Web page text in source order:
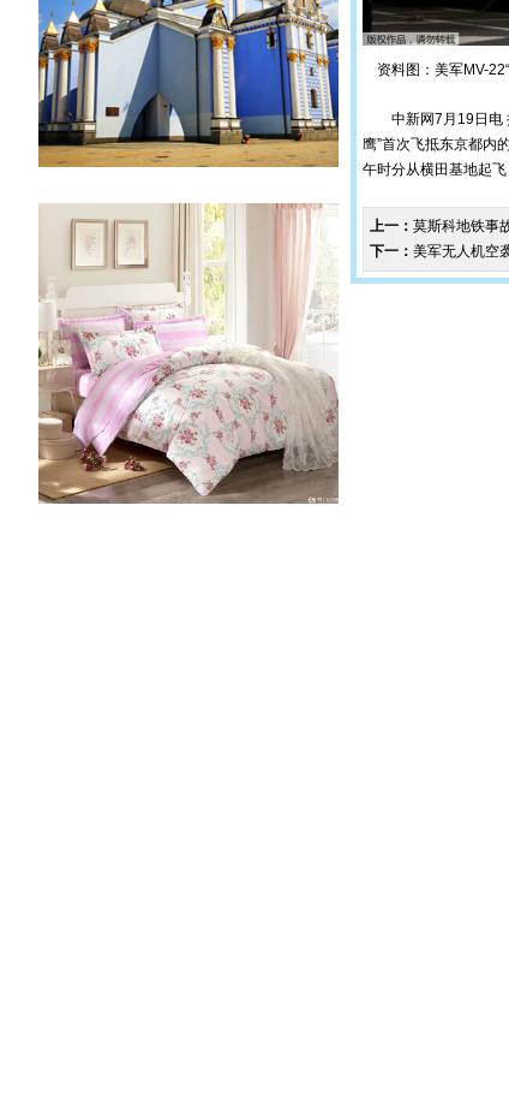
资料图：美军MV-
中新网7月19日电 据
鹰”首次飞抵东京都内
午时分从横田基地起飞
上一： 莫斯科地铁事
下一： 美军无人机空